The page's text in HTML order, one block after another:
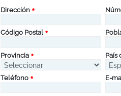
Dirección
Código Postal
Provincia País
Teléfono E-